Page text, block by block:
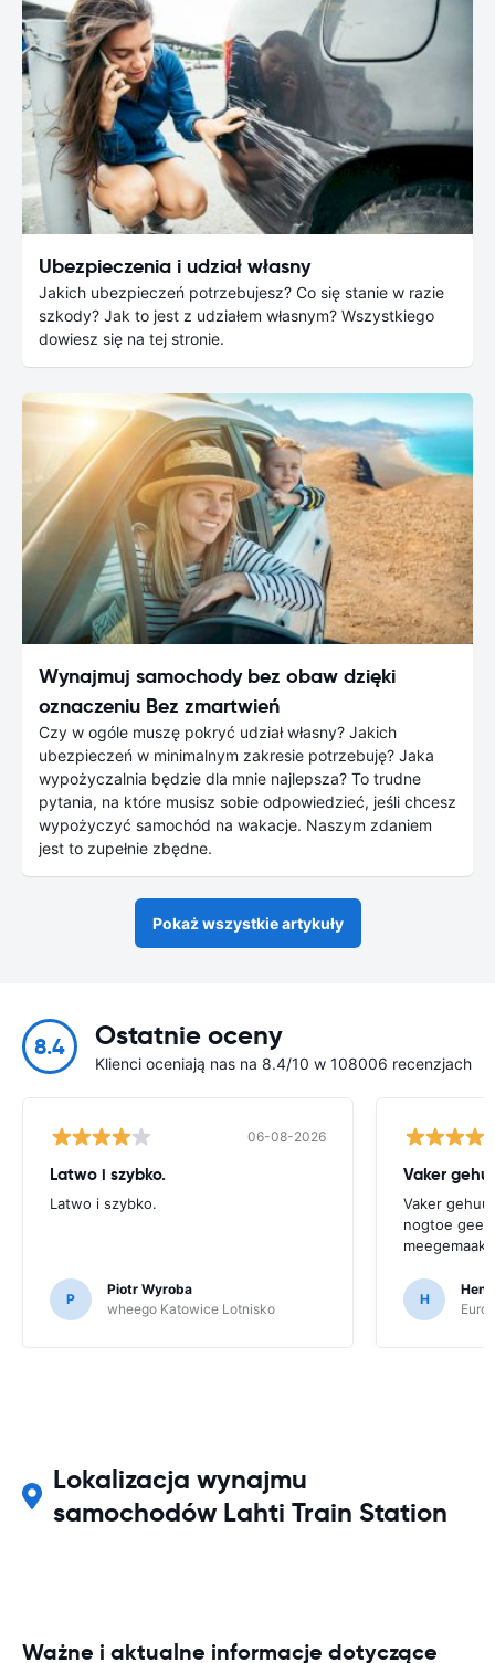
Ubezpieczenia i udział własny
Jakich ubezpieczeń potrzebujesz? Co się stanie w razie
szkody? Jak to jest z udziałem własnym? Wszystkiego
dowiesz się na tej stronie.
Wynajmuj samochody bez obaw dzięki
oznaczeniu Bez zmartwień
Czy w ogóle muszę pokryć udział własny? Jakich
ubezpieczeń w minimalnym zakresie potrzebuję? Jaka
wypożyczalnia będzie dla mnie najlepsza? To trudne
pytania, na które musisz sobie odpowiedzieć, jeśli chcesz
wypożyczyć samochód na wakacje. Naszym zdaniem
jest to zupełnie zbędne.
Pokaż wszystkie artykuły
8.4 Ostatnie oceny
Klienci oceniają nas na 8.4/10 w 108006 recenzjach
06-08-2026
Latwo i szybko.
Latwo i szybko.
P
Piotr Wyroba
wheego Katowice Lotnisko
Vaker
Vaker
nogtoe
meegemaakt.
H
Lokalizacja wynajmu
samochodów Lahti Train Station
Ważne i aktualne informacje dotyczące